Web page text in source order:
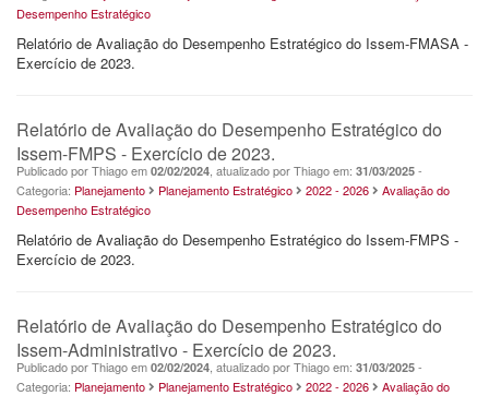
Desempenho Estratégico
Relatório de Avaliação do Desempenho Estratégico do Issem-FMASA -
Exercício de 2023.
Relatório de Avaliação do Desempenho Estratégico do
Issem-FMPS - Exercício de 2023.
Publicado por Thiago em 02/02/2024 , atualizado por Thiago em: 31/03/2025 -
Categoria: Planejamento Planejamento Estratégico 2022 - 2026
Avaliação do
Desempenho Estratégico
Relatório de Avaliação do Desempenho Estratégico do Issem-FMPS -
Exercício de 2023.
Relatório de Avaliação do Desempenho Estratégico do
Issem-Administrativo - Exercício de 2023.
Publicado por Thiago em 02/02/2024 , atualizado por Thiago em: 31/03/2025 -
Categoria: Planejamento Planejamento Estratégico 2022 - 2026
Avaliação do